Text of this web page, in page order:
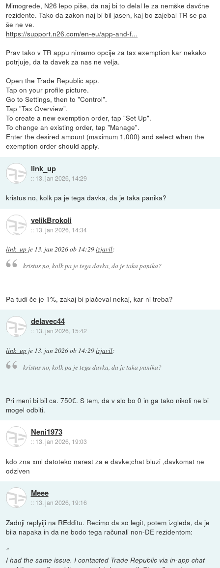
Mimogrede, N26 lepo piše, da naj bi to delal le za nemške davčne
rezidente. Tako da zakon naj bi bil jasen, kaj bo zajebal TR se pa
še ne ve.
https://support.n26.com/en-eu/app-and-f...
Prav tako v TR appu nimamo opcije za tax exemption kar nekako
potrjuje, da ta davek za nas ne velja.
Open the Trade Republic app.
Tap on your profile picture.
Go to Settings, then to "Control".
Tap "Tax Overview".
To create a new exemption order, tap "Set Up".
To change an existing order, tap "Manage".
Enter the desired amount (maximum 1,000) and select when the
exemption order should apply.
link_up
:: 13. jan 2026, 14:29
kristus no, kolk pa je tega davka, da je taka panika?
velikBrokoli
:: 13. jan 2026, 14:34
link_up je 13. jan 2026 ob 14:29izjavil:
kristus no, kolk pa je tega davka, da je taka panika?
Pa tudi če je 1%, zakaj bi plačeval nekaj, kar ni treba?
delavec44
:: 13. jan 2026, 15:42
link_up je 13. jan 2026 ob 14:29izjavil:
kristus no, kolk pa je tega davka, da je taka panika?
Pri meni bi bil ca. 750€. S tem, da v slo bo 0 in ga tako nikoli ne bi
mogel odbiti.
Neni1973
:: 13. jan 2026, 19:03
kdo zna xml datoteko narest za e davke;chat bluzi ,davkomat ne
odziven
Meee
:: 13. jan 2026, 19:16
Zadnji replyiji na REdditu. Recimo da so legit, potem izgleda, da je
bila napaka in da ne bodo tega računali non-DE rezidentom:
"
I had the same issue. I contacted Trade Republic via in-app chat